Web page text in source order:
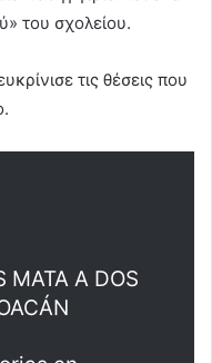
του σχολείου.
τις θέσεις που
MATA A DOS